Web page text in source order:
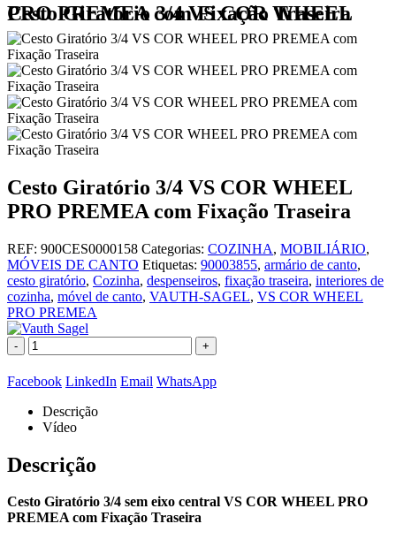
Cesto Giratório 3/4 VS COR WHEEL PRO PREMEA com Fixação Traseira
Cesto Giratório 3/4 VS COR WHEEL
PRO PREMEA com Fixação Traseira
REF: 900CES0000158 Categorias: COZINHA, MOBILIÁRIO,
MÓVEIS DE CANTO Etiquetas: 90003855, armário de canto,
cesto giratório, Cozinha, despenseiros, fixação traseira, interiores de
cozinha, móvel de canto, VAUTH-SAGEL, VS COR WHEEL
PRO PREMEA
- +
Facebook LinkedIn Email WhatsApp
Descrição
Vídeo
Descrição
Cesto Giratório 3/4 sem eixo central VS COR WHEEL PRO
PREMEA com Fixação Traseira